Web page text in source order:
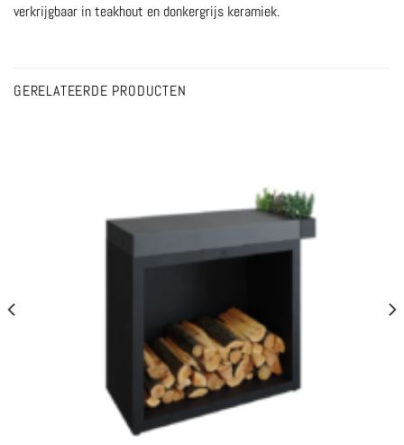
verkrijgbaar in teakhout en donkergrijs keramiek.
GERELATEERDE PRODUCTEN